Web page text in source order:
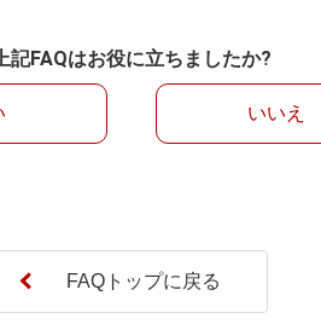
上記FAQはお役に立ちましたか?
いいえ